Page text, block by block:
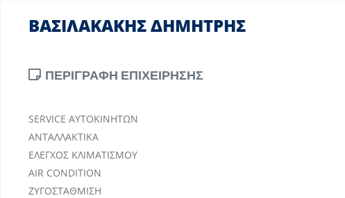
ΒΑΣΙΛΑΚΑΚΗΣ ΔΗΜΗΤΡΗΣ
ΠΕΡΙΓΡΑΦΗ ΕΠΙΧΕΙΡΗΣΗΣ
SERVICE ΑΥΤΟΚΙΝΗΤΩΝ
ΑΝΤΑΛΛΑΚΤΙΚΑ
ΕΛΕΓΧΟΣ ΚΛΙΜΑΤΙΣΜΟΥ
AIR CONDITION
ΖΥΓΟΣΤΑΘΜΙΣΗ